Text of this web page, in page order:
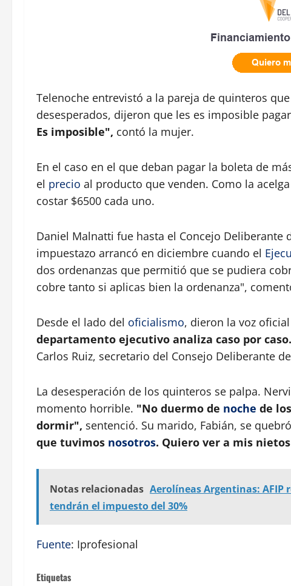
Telenoche entrevistó a la pareja de quinteros
desesperados, dijeron que les es imposible
Es imposible", contó la mujer.
En el caso en el que deban pagar la boleta de
el precio al producto que venden. Como la
costar $6500 cada uno.
Daniel Malnatti fue hasta el Concejo Deliberante
impuestazo arrancó en diciembre cuando el
dos ordenanzas que permitió que se pudiera
cobre tanto si aplicas bien la ordenanza",
Desde el lado del oficialismo, dieron la voz
departamento ejecutivo analiza caso por
Carlos Ruiz, secretario del Consejo Deliberante
La desesperación de los quinteros se palpa.
momento horrible. "No duermo de noche de
dormir", sentenció. Su marido, Fabián, se
que tuvimos nosotros. Quiero ver a mis
Notas relacionadas Aerolíneas Argentinas: AFIP
tendrán el impuesto del 30%
Fuente: Iprofesional
Etiquetas